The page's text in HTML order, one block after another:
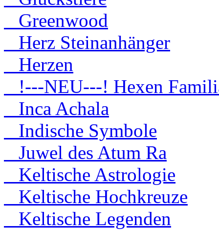
Greenwood
Herz Steinanhänger
Herzen
!---NEU---! Hexen
Inca Achala
Indische Symbole
Juwel des Atum Ra
Keltische Astrologie
Keltische Hochkreuze
Keltische Legenden